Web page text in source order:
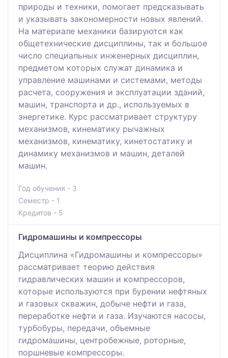
природы и техники, помогает предсказывать
и указывать закономерности новых явлений.
На материале механики базируются как
общетехнические дисциплины, так и большое
число специальных инженерных дисциплин,
предметом которых служат динамика и
управление машинами и системами, методы
расчета, сооружения и эксплуатации зданий,
машин, транспорта и др., используемых в
энергетике. Курс рассматривает структуру
механизмов, кинематику рычажных
механизмов, кинематику, кинетостатику и
динамику механизмов и машин, деталей
машин.
Год обучения - 3
Семестр - 1
Кредитов - 5
Гидромашины и компрессоры
Дисциплина «Гидромашины и компрессоры»
рассматривает теорию действия
гидравлических машин и компрессоров,
которые используются при бурении нефтяных
и газовых скважин, добыче нефти и газа,
переработке нефти и газа. Изучаются насосы,
турбобуры, передачи, объемные
гидромашины, центробежные, роторные,
поршневые компрессоры.